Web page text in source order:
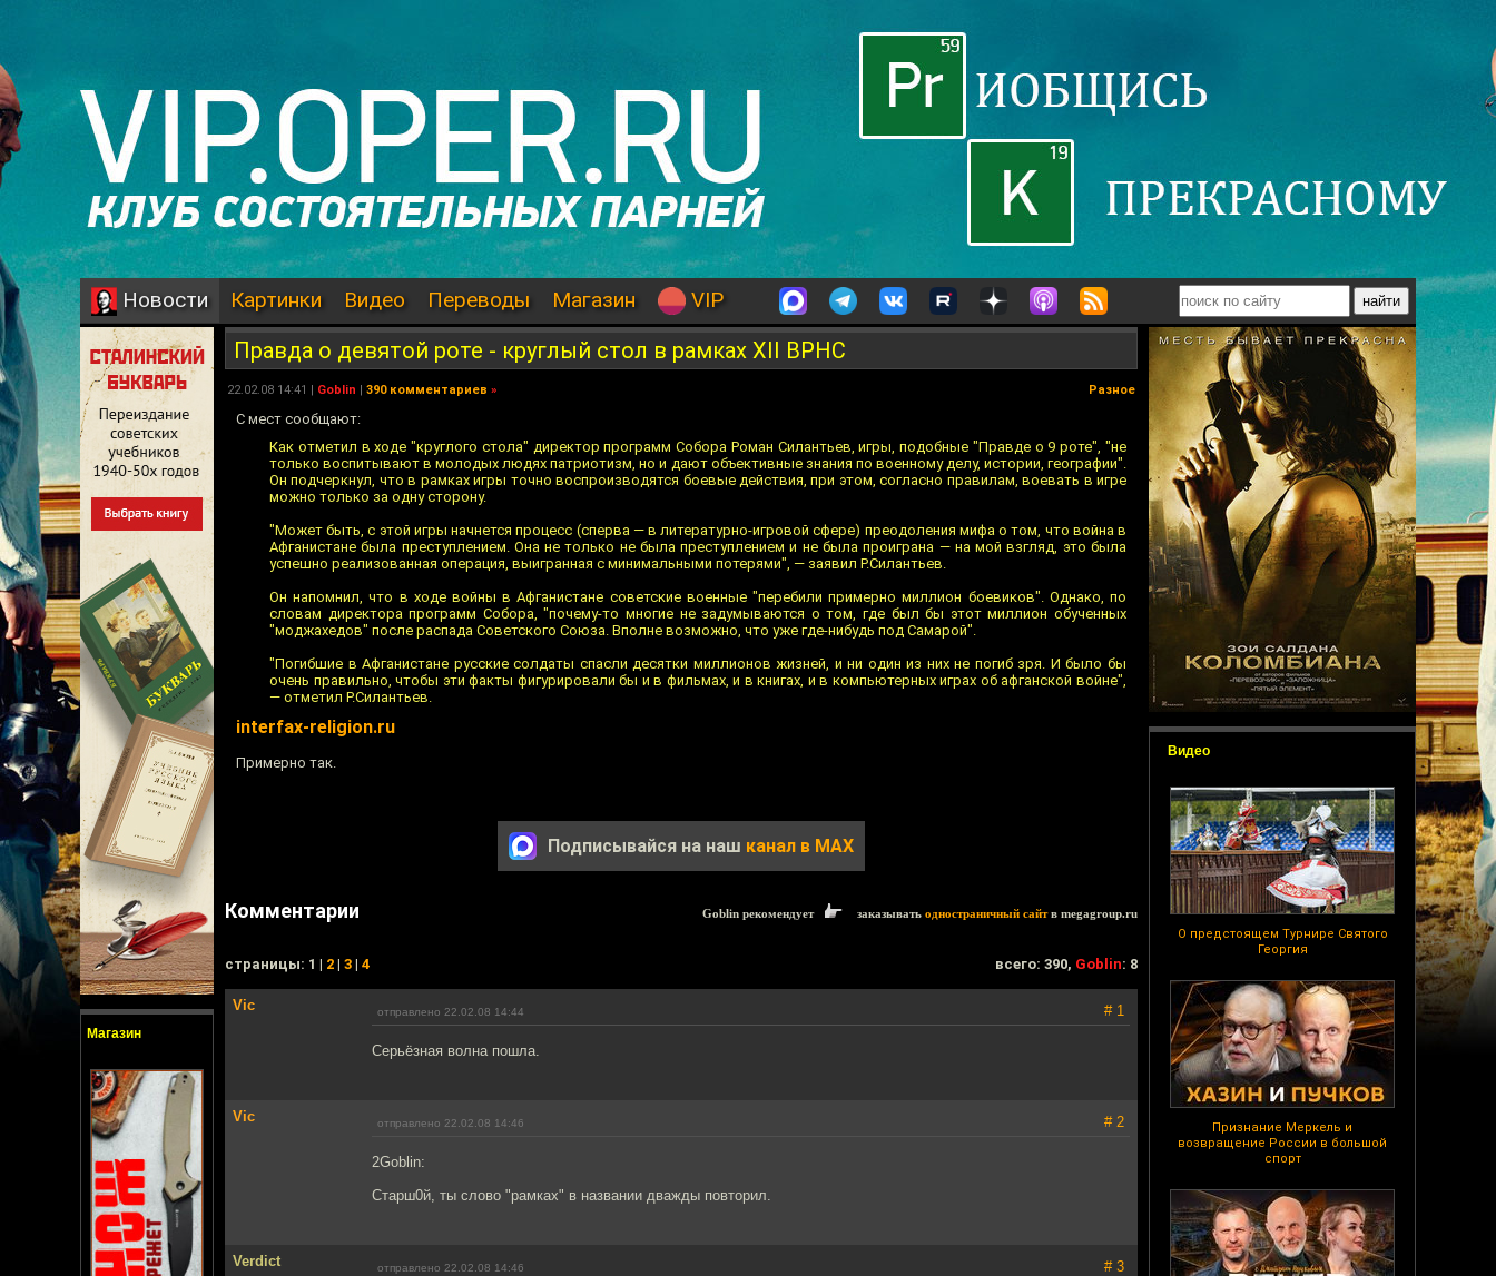
Новости Картинки Видео Переводы Магазин VIP
Магазин
Видео
О предстоящем Турнире Святого
Георгия
Признание Меркель и
возвращение России в большой
спорт
Правда о девятой роте - круглый стол в рамках XII ВРНС
22.02.08 14:41 | Goblin | 390 комментариев » Разное
С мест сообщают:
Как отметил в ходе "круглого стола" директор программ Собора Роман Силантьев, игры, подобные "Правде о 9 роте", "не
только воспитывают в молодых людях патриотизм, но и дают объективные знания по военному делу, истории, географии".
Он подчеркнул, что в рамках игры точно воспроизводятся боевые действия, при этом, согласно правилам, воевать в игре
можно только за одну сторону.
"Может быть, с этой игры начнется процесс (сперва — в литературно-игровой сфере) преодоления мифа о том, что война в
Афганистане была преступлением. Она не только не была преступлением и не была проиграна — на мой взгляд, это была
успешно реализованная операция, выигранная с минимальными потерями", — заявил Р.Силантьев.
Он напомнил, что в ходе войны в Афганистане советские военные "перебили примерно миллион боевиков". Однако, по
словам директора программ Собора, "почему-то многие не задумываются о том, где был бы этот миллион обученных
"моджахедов" после распада Советского Союза. Вполне возможно, что уже где-нибудь под Самарой".
"Погибшие в Афганистане русские солдаты спасли десятки миллионов жизней, и ни один из них не погиб зря. И было бы
очень правильно, чтобы эти факты фигурировали бы и в фильмах, и в книгах, и в компьютерных играх об афганской войне",
— отметил Р.Силантьев.
interfax-religion.ru
Примерно так.
Подписывайся на наш канал в MAX
Комментарии Goblin рекомендует заказывать одностраничный сайтв megagroup.ru
cтраницы: 1 | 2 | 3 | 4 всего: 390, Goblin: 8
Vic отправлено 22.02.08 14:44 # 1
Серьёзная волна пошла.
Vic отправлено 22.02.08 14:46 # 2
2Goblin:
Старш0й, ты слово "рамках" в названии дважды повторил.
Verdict отправлено 22.02.08 14:46 # 3